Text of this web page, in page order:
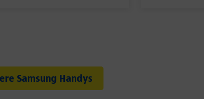
Samsung Handys